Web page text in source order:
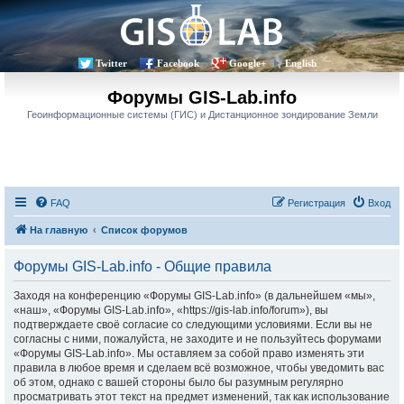
Twitter Facebook Google+ English
Форумы GIS-Lab.info
Геоинформационные системы (ГИС) и Дистанционное зондирование Земли
FAQ Вход
Регистрация
На главную Список форумов
Форумы GIS-Lab.info - Общие правила
Заходя на конференцию «Форумы GIS-Lab.info» (в дальнейшем «мы»,
«наш», «Форумы GIS-Lab.info», «https://gis-lab.info/forum»), вы
подтверждаете своё согласие со следующими условиями. Если вы не
согласны с ними, пожалуйста, не заходите и не пользуйтесь форумами
«Форумы GIS-Lab.info». Мы оставляем за собой право изменять эти
правила в любое время и сделаем всё возможное, чтобы уведомить вас
об этом, однако с вашей стороны было бы разумным регулярно
просматривать этот текст на предмет изменений, так как использование